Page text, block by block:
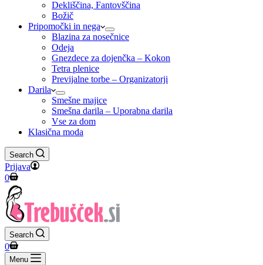
Dekliščina, Fantovščina
Božič
Pripomočki in nega
Blazina za nosečnice
Odeja
Gnezdece za dojenčka – Kokon
Tetra plenice
Previjalne torbe – Organizatorji
Darila
Smešne majice
Smešna darila – Uporabna darila
Vse za dom
Klasična moda
Search
Prijava
Shopping
cart
0
Search
Shopping
cart
0
Menu